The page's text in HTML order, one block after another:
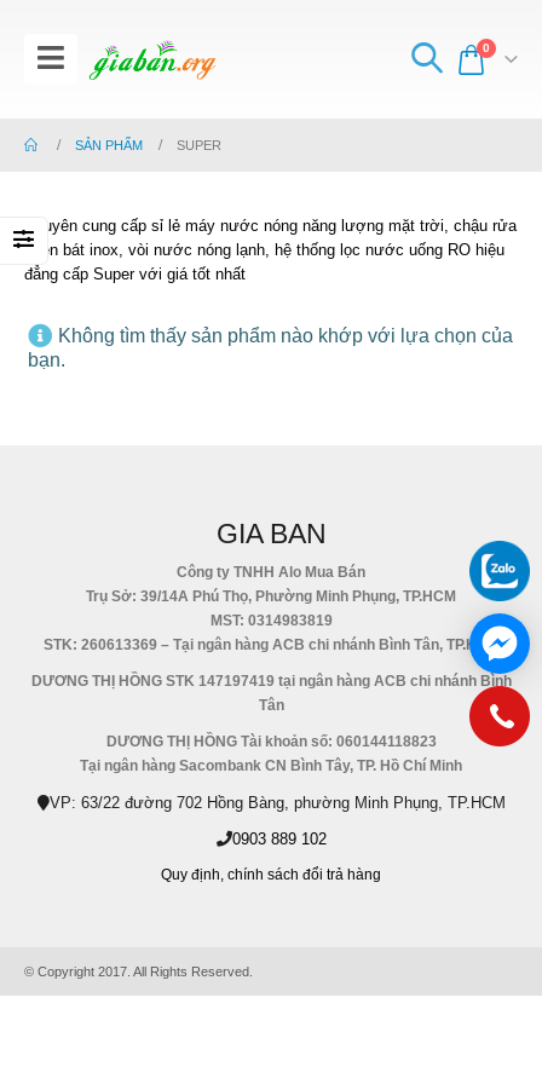
0
SẢN PHẨM SUPER
Chuyên cung cấp sỉ lẻ máy nước nóng năng lượng mặt trời, chậu rửa
chén bát inox, vòi nước nóng lạnh, hệ thống lọc nước uống RO hiệu
đẳng cấp Super với giá tốt nhất
Không tìm thấy sản phẩm nào khớp với lựa chọn của
bạn.
GIA BAN
Công ty TNHH Alo Mua Bán
Trụ Sở: 39/14A Phú Thọ, Phường Minh Phụng, TP.HCM
MST: 0314983819
STK: 260613369 – Tại ngân hàng ACB chi nhánh Bình Tân, TP.HCM
DƯƠNG THỊ HỒNG STK 147197419 tại ngân hàng ACB chi nhánh Bình
Tân
DƯƠNG THỊ HỒNG Tài khoản số: 060144118823
Tại ngân hàng Sacombank CN Bình Tây, TP. Hồ Chí Minh
VP: 63/22 đường 702 Hồng Bàng, phường Minh Phụng, TP.HCM
0903 889 102
Quy định, chính sách đổi trả hàng
© Copyright 2017. All Rights Reserved.